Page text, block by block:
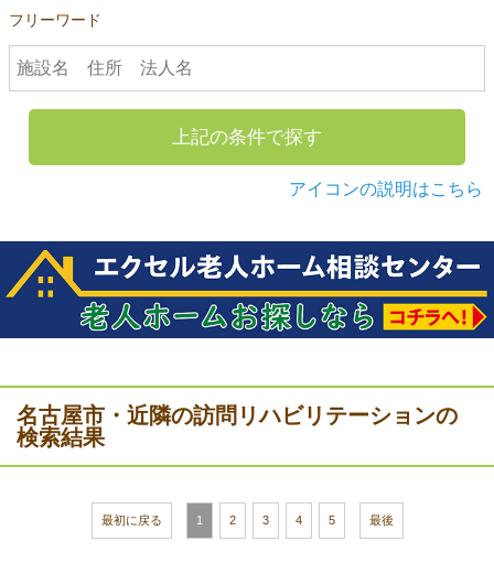
フリーワード
上記の条件で探す
アイコンの説明はこちら
名古屋市・近隣の訪問リハビリテーションの
検索結果
最初に戻る 1 2 3 4 5 最後